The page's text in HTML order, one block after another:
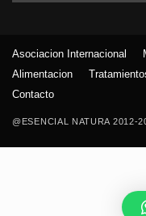
@ESENCIAL NATURA 2012-
Asociacion Internacional
Alimentacion
Contacto